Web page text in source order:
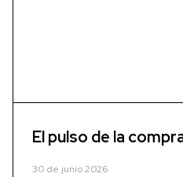
El pulso de la
30 de junio 2026